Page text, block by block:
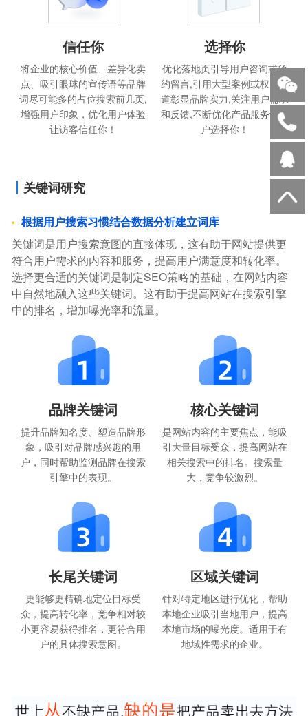
信任你
将企业的核心价值、差异化卖
点、吸引眼球的宣传语等品牌
词尽可能多的占位搜索前几页,
增强用户印象，优化用户体验
让访客信任你！
选择你
优化落地页引导用户咨询或预
约留言,引用大型案例或权威报
道彰显品牌实力,关注用户需求
和反馈,不断优化产品服务让用
户选择你！
关键词研究
根据用户搜索习惯结合数据分析建立词库
关键词是用户搜索意图的直接体现，这有助于网站提供更
符合用户需求的内容和服务，提高用户满意度和转化率。
选择更合适的关键词是制定SEO策略的基础，在网站内容
中自然地融入这些关键词。这有助于提高网站在搜索引擎
中的排名，增加曝光率和流量。
品牌关键词
提升品牌知名度、塑造品牌形
象，吸引对品牌感兴趣的用
户，同时帮助监测品牌在搜索
引擎中的表现。
核心关键词
是网站内容的主要焦点，能吸
引大量目标受众，提高网站在
相关搜索中的排名。搜索量
大，竞争较激烈。
长尾关键词
更能够更精确地定位目标受
众，提高转化率，竞争相对较
小更容易获得排名，更符合用
户的具体搜索意图。
区域关键词
针对特定地区进行优化，帮助
本地企业吸引当地用户，提高
本地市场的曝光度。适用于有
地域性需求的企业。